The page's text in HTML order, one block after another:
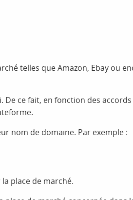
telles que Amazon, Ebay ou
ce fait, en fonction des
nom de domaine. Par exemple :
place de marché.